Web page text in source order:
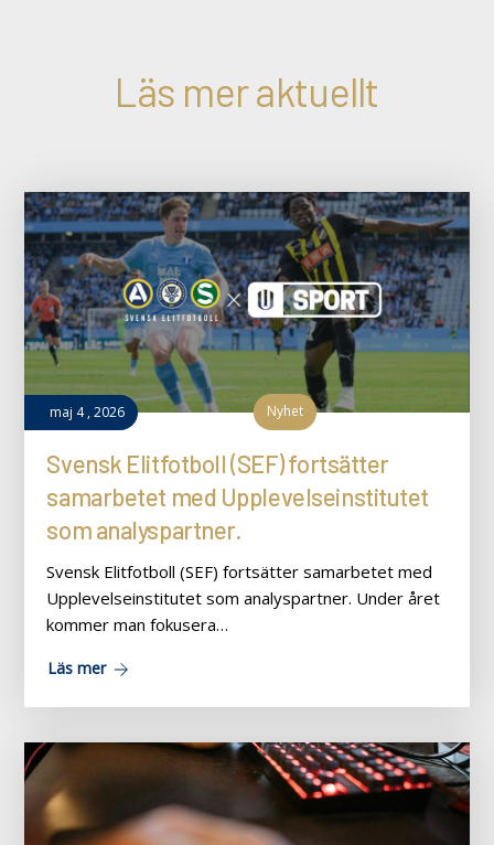
Läs mer aktuellt
maj 4,2026 Nyhet
Svensk Elitfotboll (SEF) fortsätter
samarbetet med Upplevelseinstitutet
som analyspartner.
Svensk Elitfotboll (SEF) fortsätter samarbetet med
Upplevelseinstitutet som analyspartner. Under året
kommer man fokusera…
Läs mer